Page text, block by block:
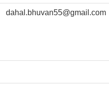
dahal.bhuvan55@gmail.com